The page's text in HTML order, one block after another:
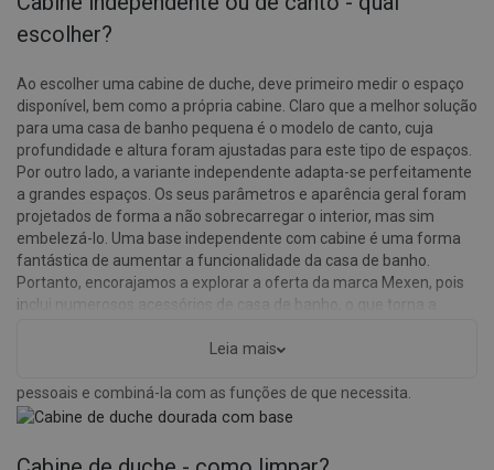
escolher?
Ao escolher uma cabine de duche, deve primeiro medir o espaço
disponível, bem como a própria cabine. Claro que a melhor solução
para uma casa de banho pequena é o modelo de canto, cuja
profundidade e altura foram ajustadas para este tipo de espaços.
Por outro lado, a variante independente adapta-se perfeitamente
a grandes espaços. Os seus parâmetros e aparência geral foram
projetados de forma a não sobrecarregar o interior, mas sim
embelezá-lo. Uma base independente com cabine é uma forma
fantástica de aumentar a funcionalidade da casa de banho.
Portanto, encorajamos a explorar a oferta da marca Mexen, pois
inclui numerosos acessórios de casa de banho, o que torna a
desagradável. Especialmente porque a sua grande variedade
pessoais e combiná-la com as funções de que necessita.
Leia mais